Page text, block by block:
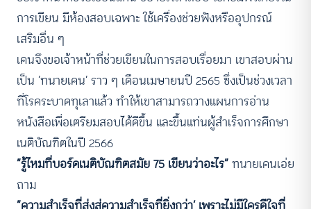
การเขียน มีห้องสอบเฉพาะ ใช้เครื่องช่วยฟังหรืออุปกรณ์
เสริมอื่น ๆ
เคนจึงขอเจ้าหน้าที่ช่วยเขียนในการสอบเรื่อยมา เขาสอบผ่าน
เป็น ‘ทนายเคน’ ราว ๆ เดือนเมษายนปี 2565 ซึ่งเป็นช่วงเวลา
ที่โรคระบาดทุเลาแล้ว ทำให้เขาสามารถวางแผนการอ่าน
หนังสือเพื่อเตรียมสอบได้ดีขึ้น และขึ้นแท่นผู้สำเร็จการศึกษา
เนติบัณฑิตในปี 2566
“รู้ไหมที่บอร์ดเนติบัณฑิตสมัย 75 เขียนว่าอะไร”ทนายเคนเอ่ย
ถาม